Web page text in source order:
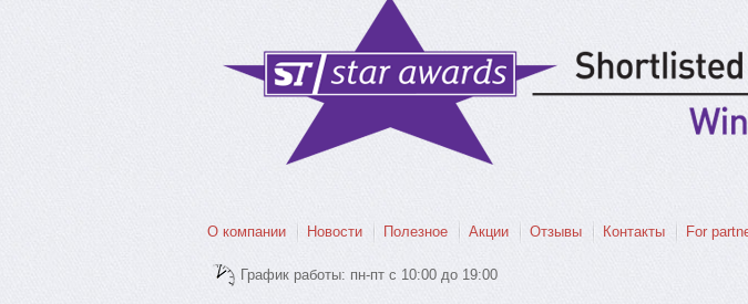
О компании Новости Полезное Акции Отзывы Контакты For
График работы: пн-пт с 10:00 до 19:00